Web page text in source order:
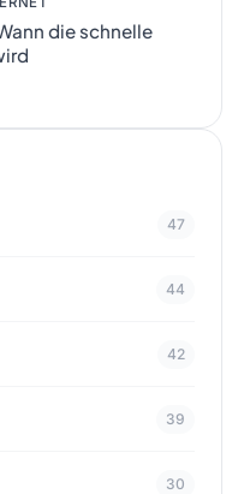
die schnelle
47
44
42
39
30